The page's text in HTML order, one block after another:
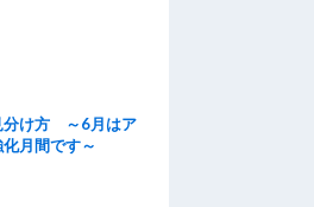
分け方 ～6月はア
月間です～